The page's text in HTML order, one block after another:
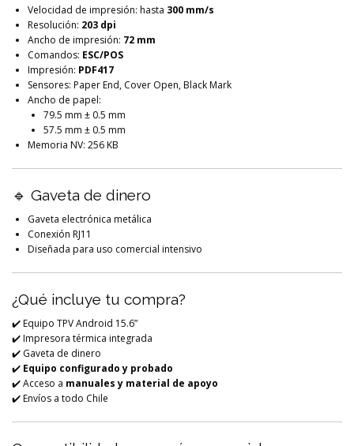
Velocidad de impresión: hasta 300 mm/s
Resolución: 203 dpi
Ancho de impresión: 72 mm
Comandos: ESC/POS
Impresión: PDF417
Sensores: Paper End, Cover Open, Black Mark
Ancho de papel:
79.5 mm ± 0.5 mm
57.5 mm ± 0.5 mm
Memoria NV: 256 KB
🔹 Gaveta de dinero
Gaveta electrónica metálica
Conexión RJ11
Diseñada para uso comercial intensivo
¿Qué incluye tu compra?
✔️ Equipo TPV Android 15.6”
✔️ Impresora térmica integrada
✔️ Gaveta de dinero
✔️ Equipo configurado y probado
✔️ Acceso a manuales y material de apoyo
✔️ Envíos a todo Chile